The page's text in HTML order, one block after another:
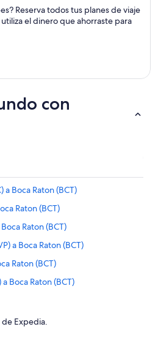
Reserva todos tus planes de viaje
el dinero que ahorraste para
con
Boca Raton (BCT)
Raton (BCT)
Raton (BCT)
a Boca Raton (BCT)
Raton (BCT)
Boca Raton (BCT)
Raton (BCT)
Expedia.